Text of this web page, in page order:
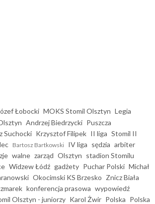
Łobocki MOKS Stomil Olsztyn Legia
Andrzej Biedrzycki Puszcza
Suchocki Krzysztof Filipek II liga Stomil II
Bartosz Bartkowski IV liga sędzia arbiter
walne zarząd Olsztyn stadion Stomilu
Widzew Łódź gadżety Puchar Polski Michał
Okocimski KS Brzesko Znicz Biała
konferencja prasowa wypowiedź
Olsztyn - juniorzy Karol Żwir Polska Polska